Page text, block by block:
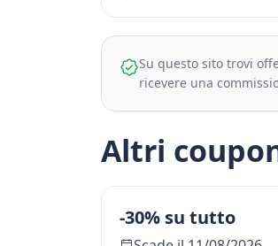
Su questo sito trovi
ricevere una
Altri
-30% su tutto